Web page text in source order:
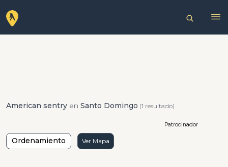
American sentry en Santo Domingo (1 resultado)
Ordenamiento Ver Mapa
Patrocinador